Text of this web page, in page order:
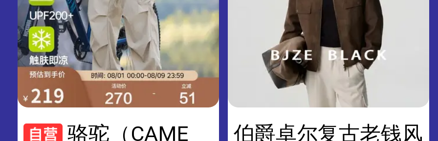
骆驼（CAME
伯爵卓尔复古老钱风